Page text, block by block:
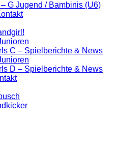
G Jugend / Bambinis (U6)
C – Spielberichte & News
D – Spielberichte & News